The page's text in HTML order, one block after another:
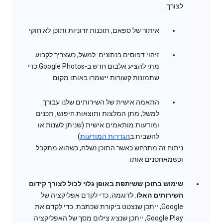
לצורך:
איתור של ספאם, תוכנות זדוניות ותוכן לא חוקי
זיהוי דפוסים בנתונים. למשל, כשצריך לקבוע
מתי להציע אלבום חדש ב-Google Photos כדי
שתמונות קשורות יישמרו באותו מקום
התאמה אישית של השירותים שלנו עבורך.
למשל, מתן המלצות ותוצאות חיפוש, תכנים
ומודעות מותאמים אישית (שניתן לשנות או
להשבית בהגדרות המודעות)
ניתוח זה מתרחש כאשר התוכן נשלח, כשהוא מתקבל
וכשמאחסנים אותו.
שימוש בתוכן ששיתפת באופן גלוי לכול לצורך קידום
השירותים האלו. לדוגמה, כדי לקדם אפליקציה של
Google, ייתכן שנצטט ביקורת שכתבת. כדי לקדם את
Google Play, ייתכן שנציג צילום מסך של האפליקציה